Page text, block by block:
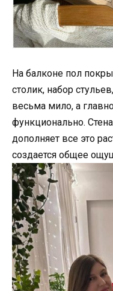
На балконе пол
столик, набор
весьма мило, а
функционально.
дополняет все это
создается общее